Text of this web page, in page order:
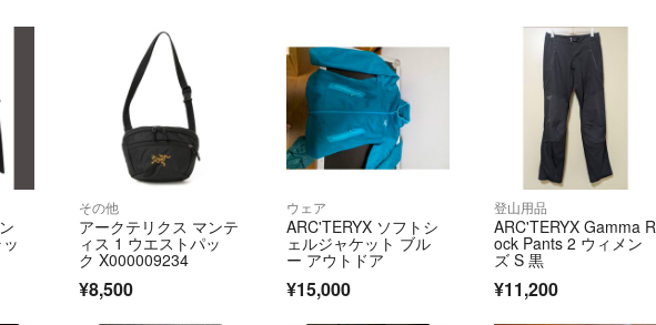
その他
アークテリクス マンテ
ィス 1 ウエストパッ
ク X000009234
¥8,500
ウェア
ARC'TERYX ソフトシ
ェルジャケット ブル
ー アウトドア
¥15,000
登山用品
ARC'TERYX Gamma R
ock Pants 2 ウィメン
ズ S 黒
¥11,200